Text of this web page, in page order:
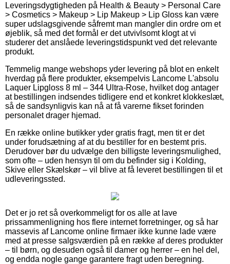
Leveringsdygtigheden på Health & Beauty > Personal Care
> Cosmetics > Makeup > Lip Makeup > Lip Gloss kan være
super udslagsgivende såfremt man mangler din ordre om et
øjeblik, så med det formål er det utvivlsomt klogt at vi
studerer det anslåede leveringstidspunkt ved det relevante
produkt.
Temmelig mange webshops yder levering på blot en enkelt
hverdag på flere produkter, eksempelvis Lancome L'absolu
Laquer Lipgloss 8 ml – 344 Ultra-Rose, hvilket dog antager
at bestillingen indsendes tidligere end et konkret klokkeslæt,
så de sandsynligvis kan nå at få varerne fikset forinden
personalet drager hjemad.
En række online butikker yder gratis fragt, men tit er det
under forudsætning af at du bestiller for en bestemt pris.
Derudover bør du udvælge den billigste leveringsmulighed,
som ofte – uden hensyn til om du befinder sig i Kolding,
Skive eller Skælskør – vil blive at få leveret bestillingen til et
udleveringssted.
Det er jo ret så overkommeligt for os alle at lave
prissammenligning hos flere internet forretninger, og så har
massevis af Lancome online firmaer ikke kunne lade være
med at presse salgsværdien på en række af deres produkter
– til børn, og desuden også til damer og herrer – en hel del,
og endda nogle gange garantere fragt uden beregning.